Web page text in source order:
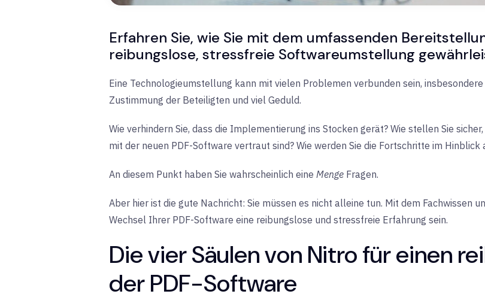
Erfahren Sie, wie Sie mit dem umfassenden
reibungslose, stressfreie Softwareumstellung
Eine Technologieumstellung kann mit vielen Problemen verbunden sein,
Zustimmung der Beteiligten und viel Geduld.
Wie verhindern Sie, dass die Implementierung ins Stocken gerät? Wie stellen Sie
mit der neuen PDF-Software vertraut sind? Wie werden Sie die Fortschritte im
An diesem Punkt haben Sie wahrscheinlich eine Menge Fragen.
Aber hier ist die gute Nachricht: Sie müssen es nicht alleine tun. Mit dem Fachwissen
Wechsel Ihrer PDF-Software eine reibungslose und stressfreie Erfahrung sein.
Die vier Säulen von Nitro für einen
der PDF-Software